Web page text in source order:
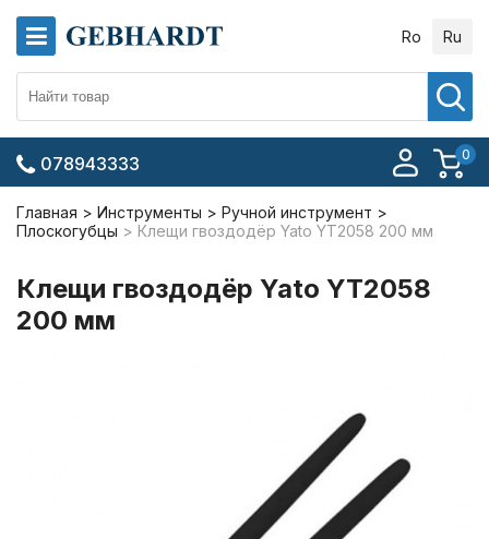
Ro Ru
0
078943333
Главная Инструменты
Ручной инструмент
Плоскогубцы
Клещи гвоздодёр Yato YT2058 200 мм
Клещи гвоздодёр Yato YT2058
200 мм